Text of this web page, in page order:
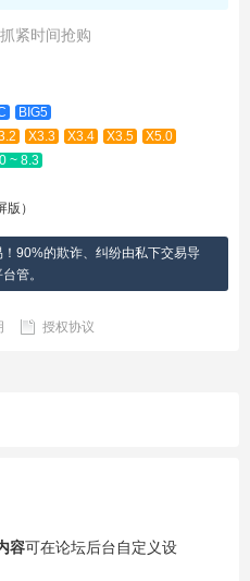
紧时间抢购
BIG5
X3.3 X3.4 X3.5
X5.0
~ 8.3
）
90%的欺诈、纠纷由私下交易导
管。
授权协议
容可在论坛后台自定义设